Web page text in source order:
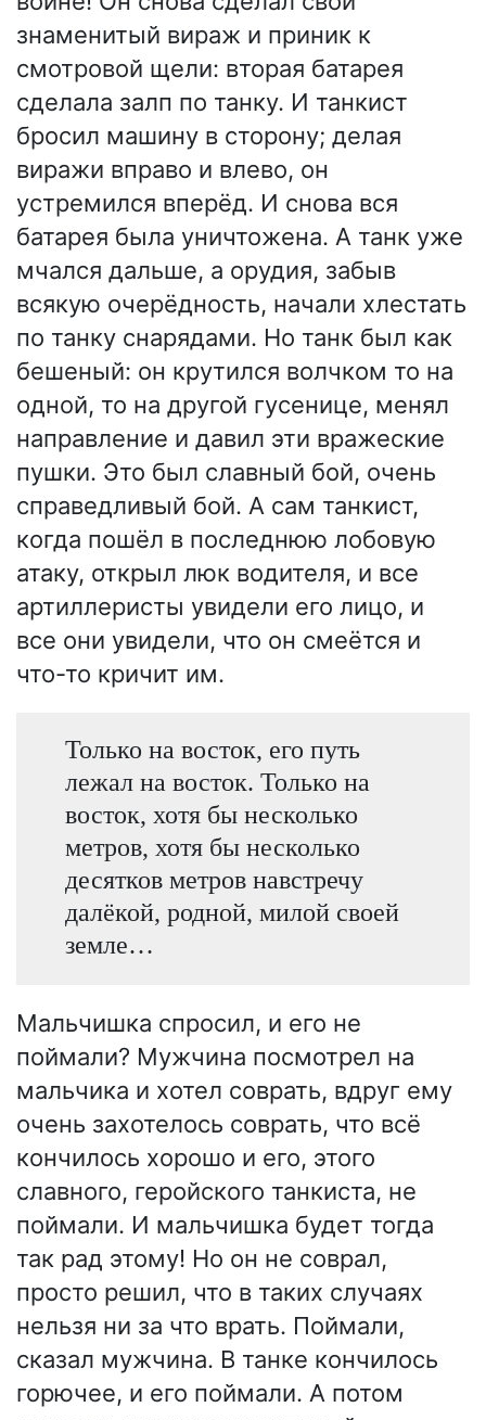
знаменитый вираж и приник к
смотровой щели: вторая батарея
сделала залп по танку. И танкист
бросил машину в сторону; делая
виражи вправо и влево, он
устремился вперёд. И снова вся
батарея была уничтожена. А танк уже
мчался дальше, а орудия, забыв
всякую очерёдность, начали хлестать
по танку снарядами. Но танк был как
бешеный: он крутился волчком то на
одной, то на другой гусенице, менял
направление и давил эти вражеские
пушки. Это был славный бой, очень
справедливый бой. А сам танкист,
когда пошёл в последнюю лобовую
атаку, открыл люк водителя, и все
артиллеристы увидели его лицо, и
все они увидели, что он смеётся и
что-то кричит им.
Только на восток, его путь
лежал на восток. Только на
восток, хотя бы несколько
метров, хотя бы несколько
десятков метров навстречу
далёкой, родной, милой своей
земле…
Мальчишка спросил, и его не
поймали? Мужчина посмотрел на
мальчика и хотел соврать, вдруг ему
очень захотелось соврать, что всё
кончилось хорошо и его, этого
славного, геройского танкиста, не
поймали. И мальчишка будет тогда
так рад этому! Но он не соврал,
просто решил, что в таких случаях
нельзя ни за что врать. Поймали,
сказал мужчина. В танке кончилось
горючее, и его поймали. А потом